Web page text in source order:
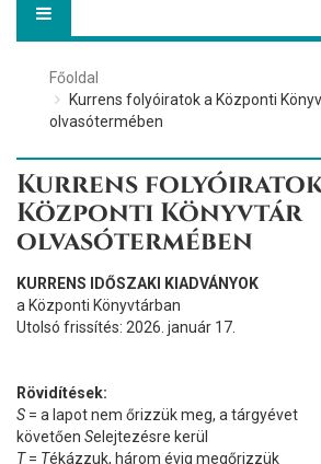
Főoldal
Kurrens folyóiratok a Központi
olvasótermében
Kurrens
Központi Könyvtár
olvasótermében
KURRENS IDŐSZAKI KIADVÁNYOK
a Központi Könyvtárban
Utolsó frissítés: 2026. január 17.
Rövidítések:
S = a lapot nem őrizzük meg, a tárgyévet
követően Selejtezésre kerül
T= Tékázzuk, három évig megőrizzük